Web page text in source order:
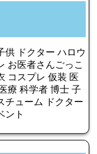
供 ドクター ハロウ
お医者さんごっこ
コスプレ 仮装 医
療 科学者 博士 子
チューム ドクター
ント